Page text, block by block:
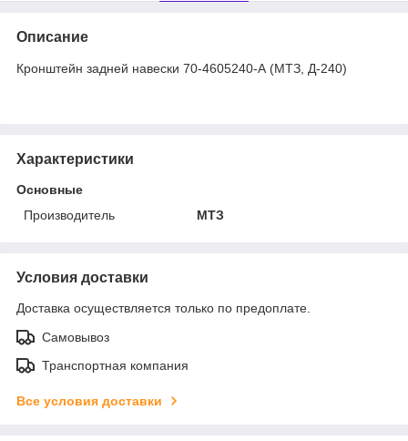
Описание
Кронштейн задней навески 70-4605240-А (МТЗ, Д-240)
Характеристики
Основные
Производитель
МТЗ
Условия доставки
Доставка осуществляется только по предоплате.
Самовывоз
Транспортная компания
Все условия доставки